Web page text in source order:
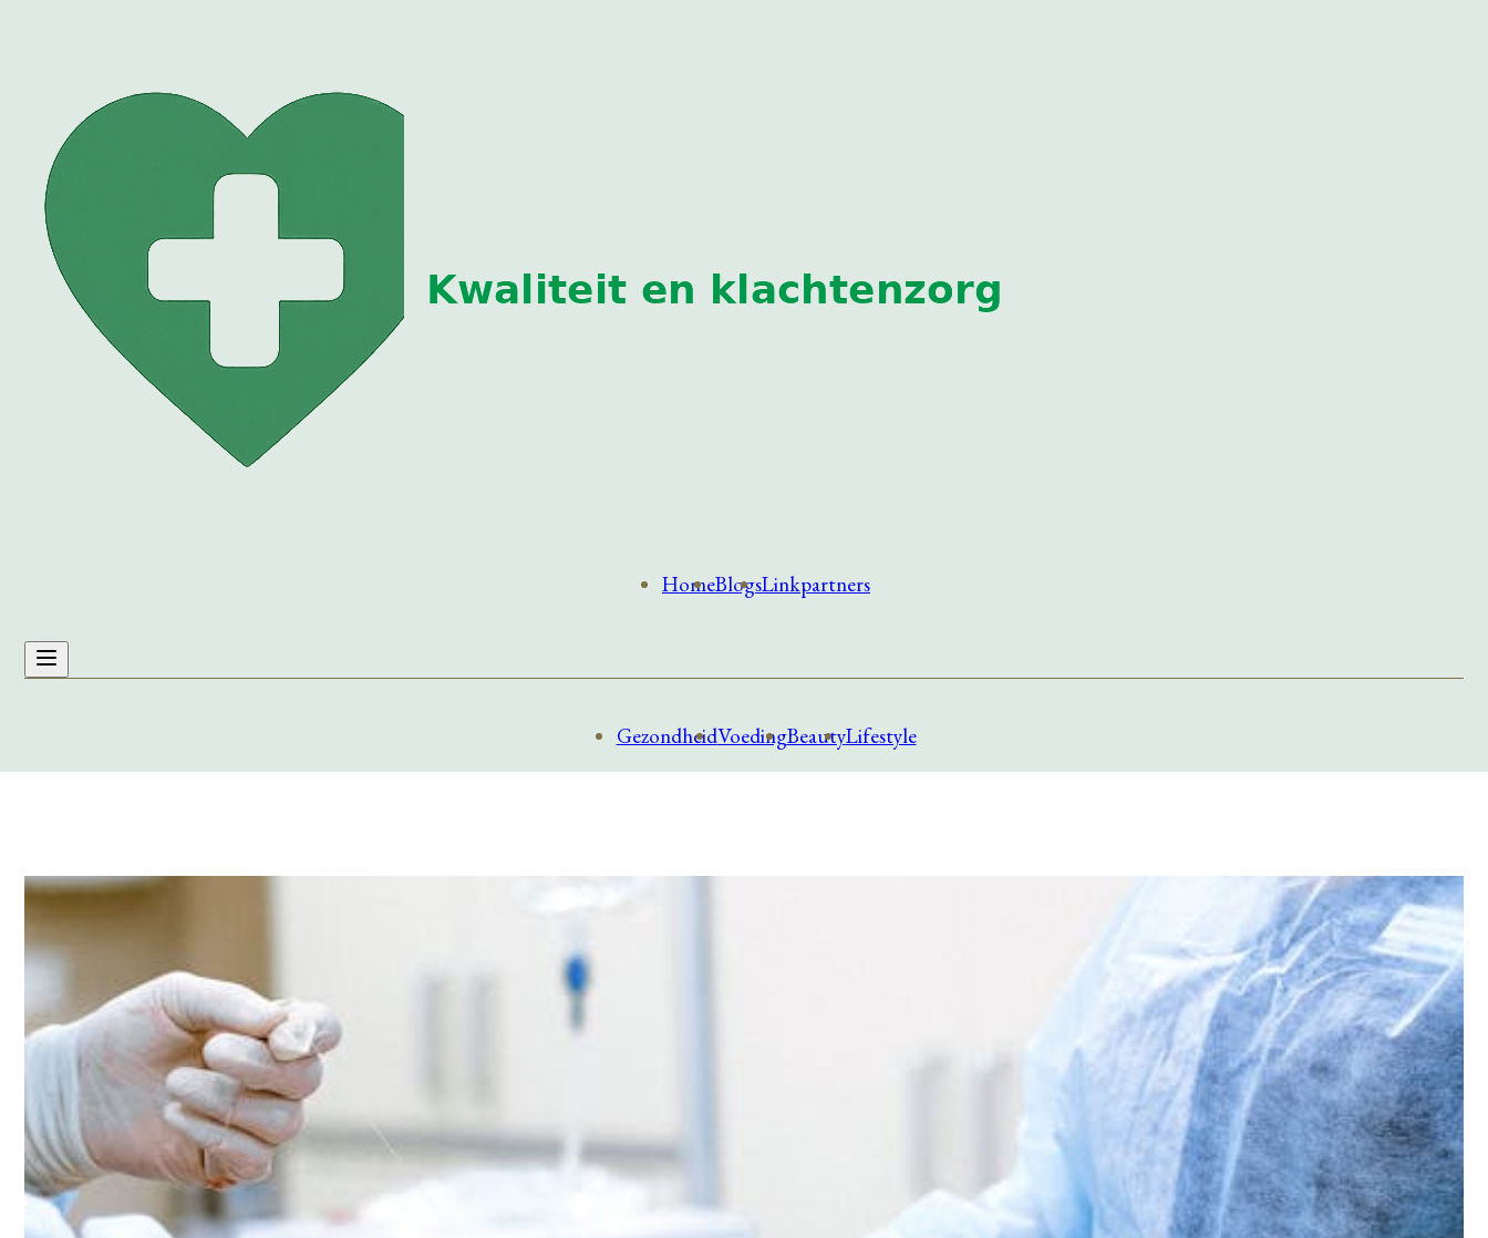
HomeBlogsLinkpartners
GezondheidVoedingBeautyLifestyle